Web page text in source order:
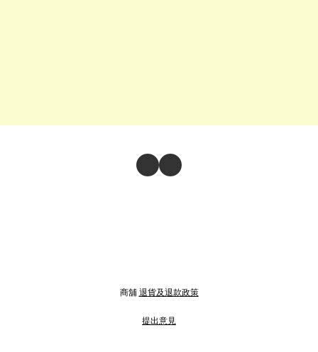
商舖 退貨及退款政策
提出意見